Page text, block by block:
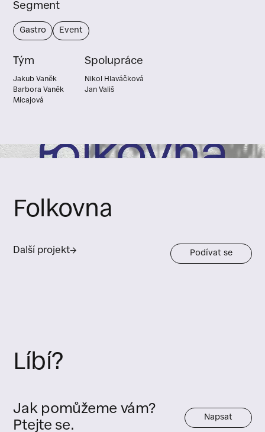
Segment
Gastro Event
Tým
Jakub Vaněk
Barbora Vaněk
Micajová
Spolupráce
Nikol Hlaváčková
Jan Vališ
Folkovna
Další projekt→ Podívat se
Líbí?
Jak pomůžeme vám?
Ptejte se.
Napsat